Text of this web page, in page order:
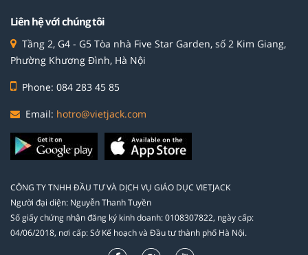
Liên hệ với chúng tôi
Tầng 2, G4 - G5 Tòa nhà Five Star Garden, số 2 Kim Giang,
Phường Khương Đình, Hà Nội
Phone: 084 283 45 85
Email: hotro@vietjack.com
CÔNG TY TNHH ĐẦU TƯ VÀ DỊCH VỤ GIÁO DỤC VIETJACK
Người đại diện: Nguyễn Thanh Tuyền
Số giấy chứng nhận đăng ký kinh doanh: 0108307822, ngày cấp:
04/06/2018, nơi cấp: Sở Kế hoạch và Đầu tư thành phố Hà Nội.